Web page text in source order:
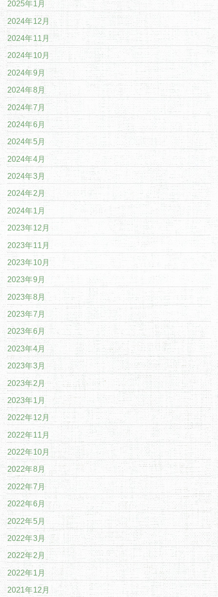
2025年1月
2024年12月
2024年11月
2024年10月
2024年9月
2024年8月
2024年7月
2024年6月
2024年5月
2024年4月
2024年3月
2024年2月
2024年1月
2023年12月
2023年11月
2023年10月
2023年9月
2023年8月
2023年7月
2023年6月
2023年4月
2023年3月
2023年2月
2023年1月
2022年12月
2022年11月
2022年10月
2022年8月
2022年7月
2022年6月
2022年5月
2022年3月
2022年2月
2022年1月
2021年12月